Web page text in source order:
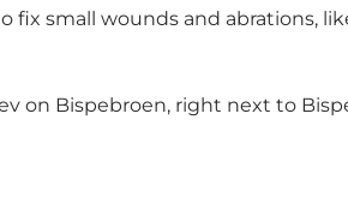
fix small wounds and abrations,
on Bispebroen, right next to